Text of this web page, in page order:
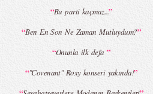
“Bu parti kaçmaz...”
“Ben En Son Ne Zaman Mutluydum?”
“Onunla ilk defa”
“"Covenant" Roxy konseri yakında!”